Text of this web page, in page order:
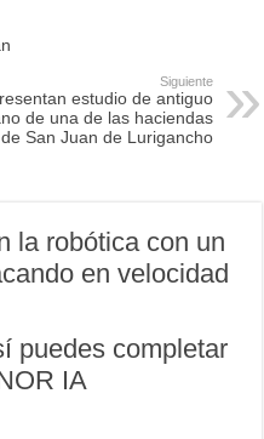
Siguiente
estudio de antiguo
de una de las haciendas
de San Juan de Lurigancho
la robótica con un
en velocidad
puedes completar
IA